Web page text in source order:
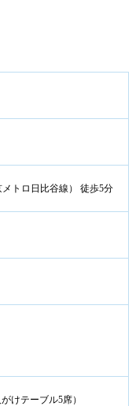
トロ日比谷線） 徒歩5分
けテーブル5席）